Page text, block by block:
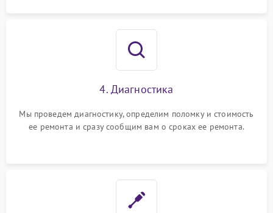
4. Диагностика
Мы проведем диагностику, определим поломку и стоимость
ее ремонта и сразу сообщим вам о сроках ее ремонта.